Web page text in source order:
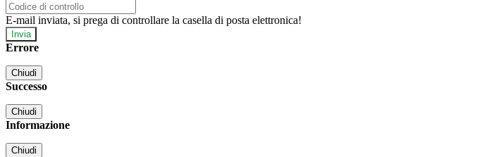
E-mail inviata, si prega di controllare la casella di posta elettronica!
Errore
Chiudi
Successo
Chiudi
Informazione
Chiudi